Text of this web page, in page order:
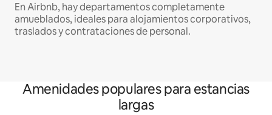
En Airbnb, hay departamentos completamente
amueblados, ideales para alojamientos corporativos,
traslados y contrataciones de personal.
Amenidades populares para estancias
largas